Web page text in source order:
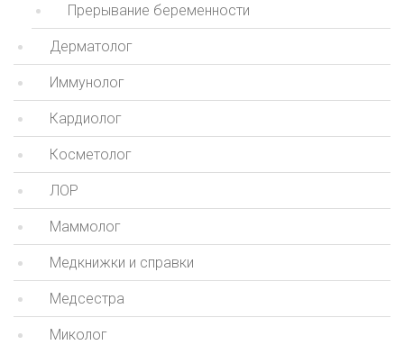
Прерывание беременности
Дерматолог
Иммунолог
Кардиолог
Косметолог
ЛОР
Маммолог
Медкнижки и справки
Медсестра
Миколог